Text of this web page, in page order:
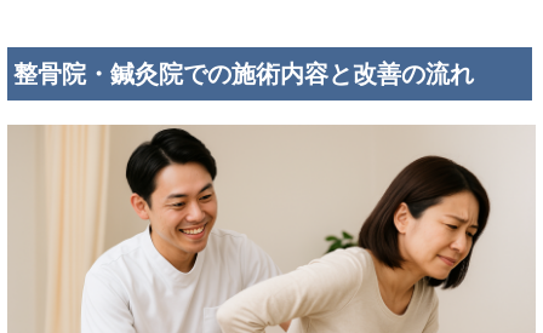
整骨院・鍼灸院での施術内容と改善の流れ